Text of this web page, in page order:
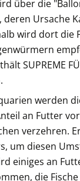
über die
Ursache
wird dort die
SUPREME
werden
an Futter
verzehren.
um diesen
einiges an
die